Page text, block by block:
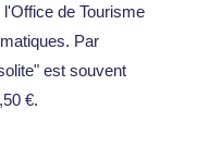
de Tourisme
Par
est souvent
€.